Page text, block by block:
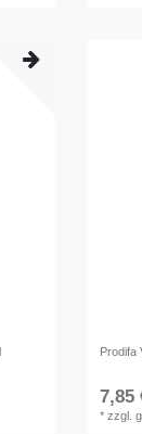
Prodifa
7,85
*zzgl.